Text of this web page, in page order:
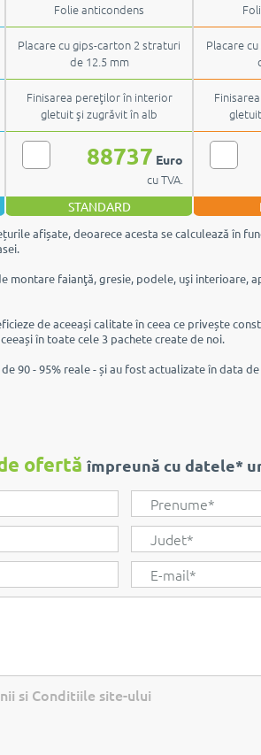
Folie anticondens
Placare cu gips-carton 2 straturi
de 12.5 mm
Placare
Finisarea pereţilor în interior
gletuit şi zugrăvit în alb
88737 Euro
cu TVA.
STANDARD
afișate, deoarece acesta se calculează în
montare faianţă, gresie, podele, uşi interioare,
de aceeași calitate în ceea ce privește
în toate cele 3 pachete create de noi.
90 - 95% reale - și au fost actualizate în data de
ofertă împreună cu datele*
si Conditiile site-ului